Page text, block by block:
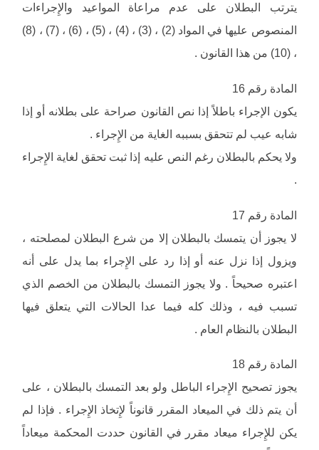
يترتب البطلان على عدم مراعاة المواعيد والإِجراءات
المنصوص عليها في المواد (2) ، (3) ، (4) ، (5) ، (6) ، (7) ، (8)
، (10) من هذا القانون .
المادة رقم 16
يكون الإجراء باطلاً إذا نص القانون صراحة على بطلانه أو إذا
شابه عيب لم تتحقق بسببه الغاية من الإِجراء .
ولا يحكم بالبطلان رغم النص عليه إذا ثبت تحقق لغاية الإِجراء
.
المادة رقم 17
لا يجوز أن يتمسك بالبطلان إلا من شرع البطلان لمصلحته ،
ويزول إذا نزل عنه أو إذا رد على الإِجراء بما يدل على أنه
اعتبره صحيحاً . ولا يجوز التمسك بالبطلان من الخصم الذي
تسبب فيه ، وذلك كله فيما عدا الحالات التي يتعلق فيها
البطلان بالنظام العام .
المادة رقم 18
يجوز تصحيح الإِجراء الباطل ولو بعد التمسك بالبطلان ، على
أن يتم ذلك في الميعاد المقرر قانوناً لإِتخاذ الإِجراء . فإذا لم
يكن للإِجراء ميعاد مقرر في القانون حددت المحكمة ميعاداً